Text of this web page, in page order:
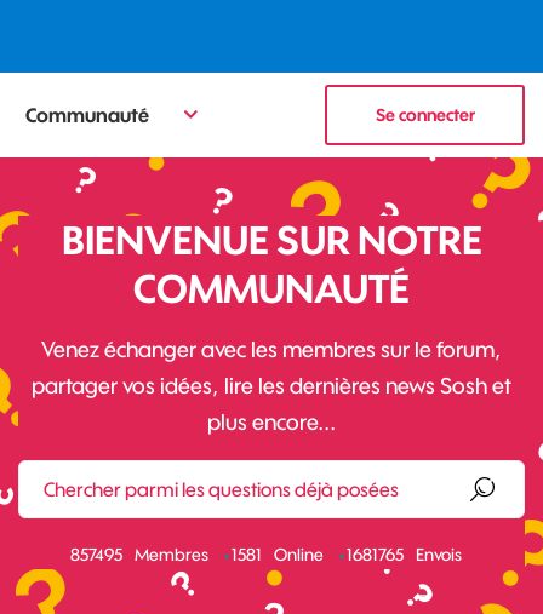
Communauté Se connecter
BIENVENUE SUR NOTRE
COMMUNAUTÉ
Venez échanger avec les membres sur le forum,
partager vos idées, lire les dernières news Sosh et
plus encore...
857495 Membres 1581 Online 1681765 Envois